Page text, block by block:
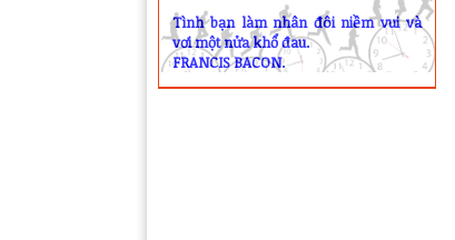
Tình bạn làm nhân đôi niềm vui và
vơi một nửa khổ đau.
FRANCIS BACON.